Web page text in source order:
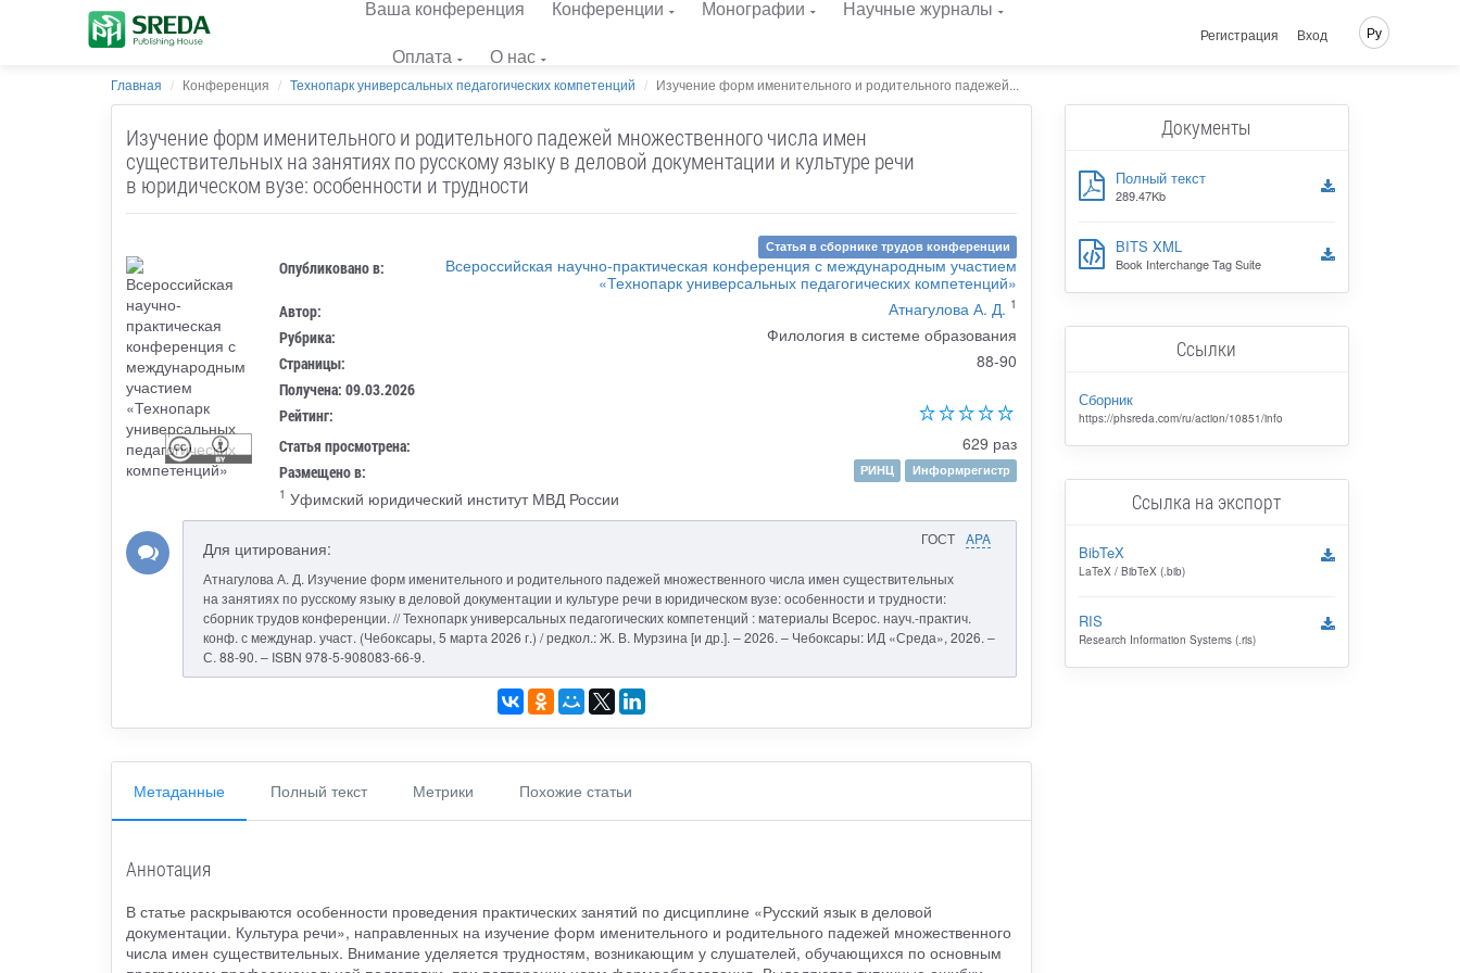
Ваша конференция Конференции Монографии
Научные журналы
Оплата
О нас
Регистрация Вход Ру
Главная Конференция Технопарк универсальных педагогических компетенций Изучение форм именительного и родительного падежей...
Изучение форм именительного и родительного падежей множественного числа имен
существительных на занятиях по русскому языку в деловой документации и культуре речи
в юридическом вузе: особенности и трудности
Статья в сборнике трудов конференции
Опубликовано в:
Всероссийская научно-практическая конференция с международным участием
«Технопарк универсальных педагогических компетенций»
Автор: Атнагулова А. Д. 1
Рубрика: Филология в системе образования
Страницы: 88-90
Получена: 09.03.2026
Рейтинг:
Статья просмотрена:
629 раз
Размещено в: РИНЦ
Информрегистр
1 Уфимский юридический институт МВД России
ГОСТ APA
Для цитирования:
Атнагулова А. Д. Изучение форм именительного и родительного падежей множественного числа имен существительных
на занятиях по русскому языку в деловой документации и культуре речи в юридическом вузе: особенности и трудности:
сборник трудов конференции. // Технопарк универсальных педагогических компетенций : материалы Всерос. науч.-практич.
конф. с междунар. участ. (Чебоксары, 5 марта 2026 г.) / редкол.: Ж. В. Мурзина [и др.]. – 2026. – Чебоксары: ИД «Среда», 2026. –
С. 88-90. – ISBN 978-5-908083-66-9.
Метаданные Полный текст Метрики Похожие статьи
Аннотация
В статье раскрываются особенности проведения практических занятий по дисциплине «Русский язык в деловой
документации. Культура речи», направленных на изучение форм именительного и родительного падежей множественного
числа имен существительных. Внимание уделяется трудностям, возникающим у слушателей, обучающихся по основным
Документы
Полный текст
289.47Kb
BITS XML
Book Interchange Tag Suite
Ссылки
Сборник
https://phsreda.com/ru/action/10851/info
Ссылка на экспорт
BibTeX
LaTeX / BibTeX (.bib)
RIS
Research Information Systems (.ris)